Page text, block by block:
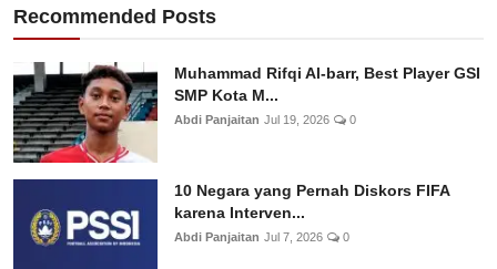
Recommended Posts
Muhammad Rifqi Al-barr, Best Player GSI
SMP Kota M...
Abdi Panjaitan Jul 19, 2026 0
10 Negara yang Pernah Diskors FIFA
karena Interven...
Abdi Panjaitan Jul 7, 2026 0